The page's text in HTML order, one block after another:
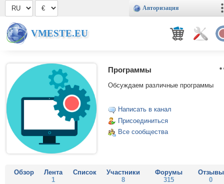
Авторизация
VMESTE.EU
Программы
Обсуждаем различные программы
Написать в канал
Присоединиться
Все сообщества
Обзор
Лента
1
Список
Участники
8
Форумы
315
Отзывы
0